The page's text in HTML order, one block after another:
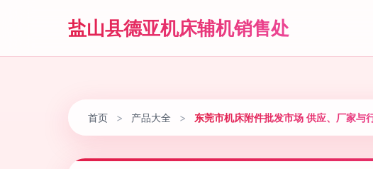
盐山县德亚机床辅机销售处
首页 > 产品大全 > 东莞市机床附件批发市场 供应、厂家与